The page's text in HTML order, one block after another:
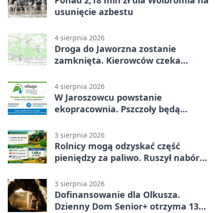
usunięcie azbestu
4 sierpnia 2026
Droga do Jaworzna zostanie
zamknięta. Kierowców czeka
4 sierpnia 2026
W Jaroszowcu powstanie
ekopracownia. Pszczoły będą
3 sierpnia 2026
Rolnicy mogą odzyskać część
pieniędzy za paliwo. Ruszył nabór
3 sierpnia 2026
Dofinansowanie dla Olkusza.
Dzienny Dom Senior+ otrzyma 134